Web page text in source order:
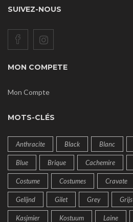
SUIVEZ-NOUS
MON COMPETE
Mon Compte
MOTS-CLÉS
Anthracite Black Blanc
Blue Brique Cachemire
Costume Costumes Cravate
Gelijnd Gilet Grey Grijs
Kasjmier Kostuum Laine